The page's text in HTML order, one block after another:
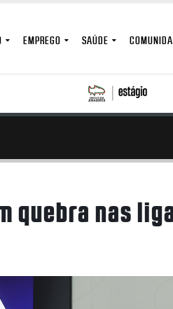
EMPREGO SAÚDE
quebra nas